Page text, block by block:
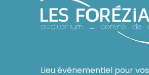
Lieu événementiel pour vos